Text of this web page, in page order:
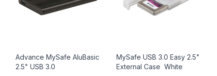
Advance MySafe AluBasic
2.5" USB 3.0
MySafe USB 3.0 Easy 2.5"
External Case  White